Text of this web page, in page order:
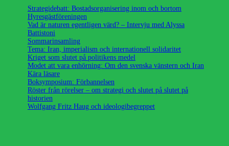
Strategidebatt: Bostadsorganisering inom och bortom
Hyresgästföreningen
Vad är naturen egentligen värd? – Intervju med Alyssa
Battistoni
Sommarinsamling
Tema: Iran, imperialism och internationell solidaritet
Kriget som slutet på politikens medel
Modet att vara enhörning: Om den svenska vänstern och Iran
Kära läsare
Boksymposium: Förbannelsen
Röster från rörelser – om strategi och slutet på slutet på
historien
Wolfgang Fritz Haug och ideologibegreppet